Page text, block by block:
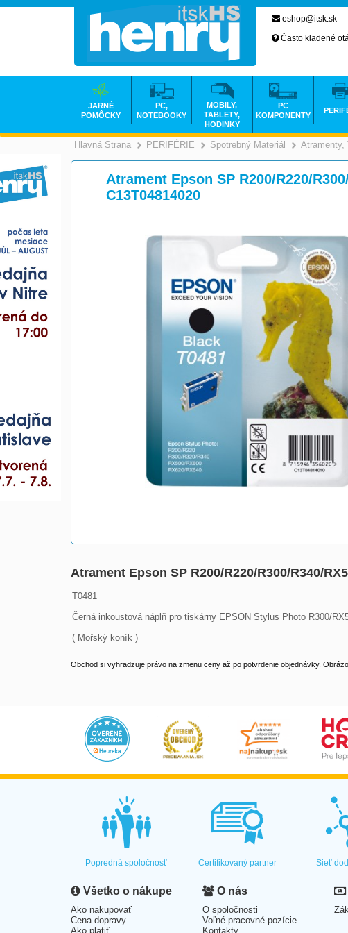
Hlavná Strana >
PERIFÉRIE >
Spotrebný Materiál Atramenty,
Atrament Epson SP R200/R220/
C13T04814020
Atrament Epson SP R200/R220/R300/R340/
T0481
Černá inkoustová náplň pro tiskárny EPSON Stylus Photo R300/
( Mořský koník )
Obchod si vyhradzuje právo na zmenu ceny až po potvrdenie objednávky.
eshop@itsk.sk
Často kladené
JARNÉ
POMÔCKY
PC,
NOTEBOOKY
MOBILY,
TABLETY,
HODINKY
PC
KOMPONENTY
Popredná spoločnosť Certifikovaný partner Sieť
Všetko o nákupe
Ako nakupovať
Cena dopravy
Ako platiť
O nás
O spoločnosti
Voľné pracovné pozície
Kontakty